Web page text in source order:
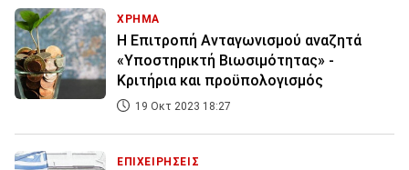
ΧΡΗΜΑ
Η Επιτροπή Ανταγωνισμού αναζητά
«Υποστηρικτή Βιωσιμότητας» -
Κριτήρια και προϋπολογισμός
19 Οκτ 2023 18:27
ΕΠΙΧΕΙΡΗΣΕΙΣ